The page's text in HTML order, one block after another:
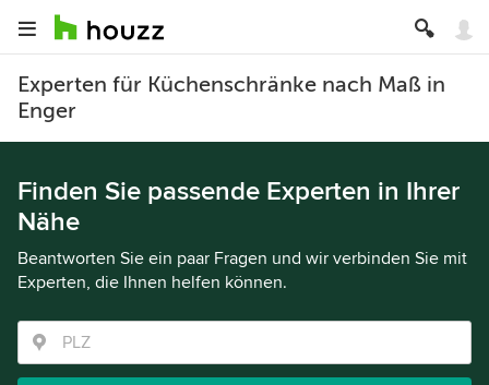
Experten für Küchenschränke nach Maß in
Enger
Finden Sie passende Experten in Ihrer
Nähe
Beantworten Sie ein paar Fragen und wir verbinden Sie mit
Experten, die Ihnen helfen können.